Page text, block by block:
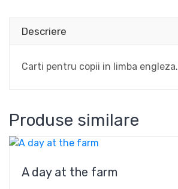
Descriere
Carti pentru copii in limba engleza.
Produse similare
A day at the farm